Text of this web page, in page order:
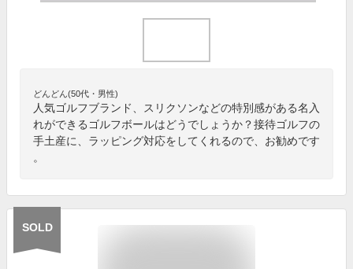
どんどん(50代・男性)
人気ゴルフブランド、スリクソンなどの特別感がある名入
れができるゴルフボールはどうでしょうか？接待ゴルフの
手土産に、ラッピング対応をしてくれるので、お勧めです
。
SOLD